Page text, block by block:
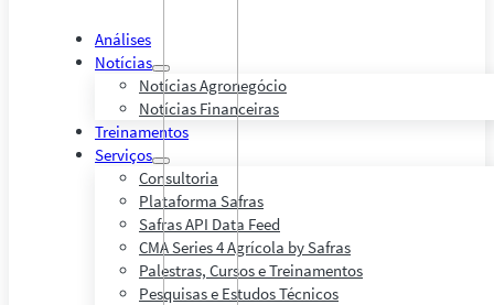
Análises
Notícias
Notícias Agronegócio
Notícias Financeiras
Treinamentos
Serviços
Consultoria
Plataforma Safras
Safras API Data Feed
CMA Series 4 Agrícola by Safras
Palestras, Cursos e Treinamentos
Pesquisas e Estudos Técnicos